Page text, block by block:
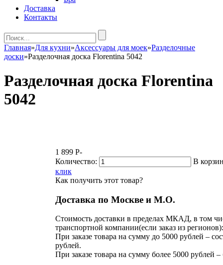
Доставка
Контакты
Главная»Для кухни»Аксессуары для моек»Разделочные
доски»Разделочная доска Florentina 5042
Разделочная доска Florentina
5042
1 899 P-
Количество:
В
клик
Как получить этот товар?
Доставка по Москве и М.О.
Стоимость доставки в пределах МКАД, в том
транспортной компании(если заказ из регионов):
При заказе товара на сумму до 5000 рублей –
рублей.
При заказе товара на сумму более 5000 рублей –